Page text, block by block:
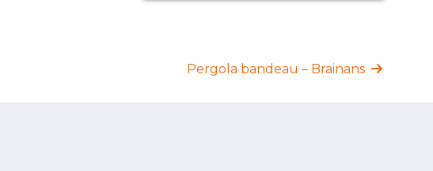
Pergola bandeau – Brainans